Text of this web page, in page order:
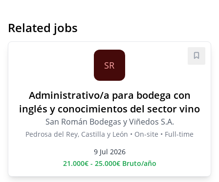
Related jobs
SR
Administrativo/a para bodega con
inglés y conocimientos del sector vino
San Román Bodegas y Viñedos S.A.
Pedrosa del Rey, Castilla y León • On-site • Full-time
9 Jul 2026
21.000€ - 25.000€ Bruto/año
Save